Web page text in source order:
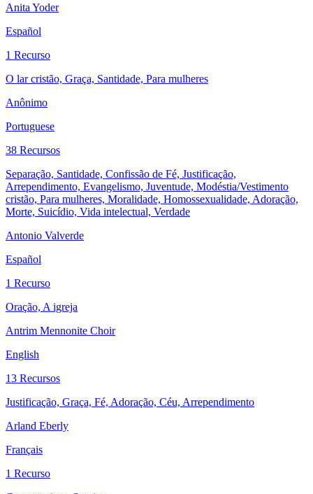
Anita Yoder
Español
1 Recurso
O lar cristão, Graça, Santidade, Para mulheres
Anônimo
Portuguese
38 Recursos
Separação, Santidade, Confissão de Fé, Justificação,
Arrependimento, Evangelismo, Juventude, Modéstia/Vestimento
cristão, Para mulheres, Moralidade, Homossexualidade, Adoração,
Morte, Suicídio, Vida intelectual, Verdade
Antonio Valverde
Español
1 Recurso
Oração, A igreja
Antrim Mennonite Choir
English
13 Recursos
Justificação, Graça, Fé, Adoração, Céu, Arrependimento
Arland Eberly
Français
1 Recurso